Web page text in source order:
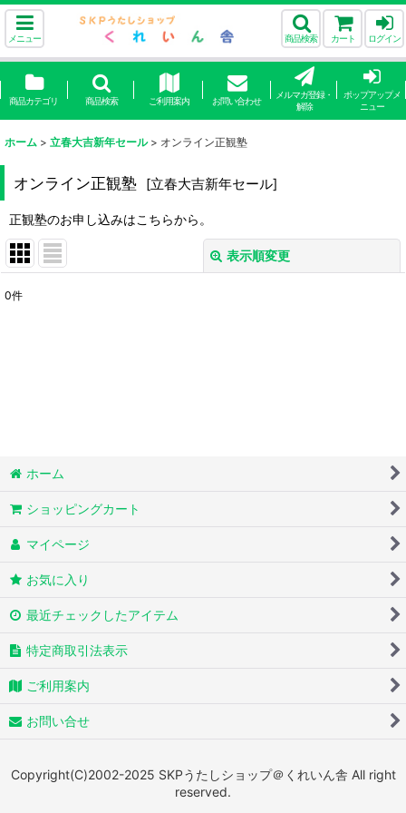
メニュー 商品検索 カート ログイン
商品カテゴリ 商品検索 ご利用案内 お問い合わせ
メルマガ登録・
解除
ポップアップメ
ニュー
ホーム > 立春大吉新年セール > オンライン正観塾
オンライン正観塾 [立春大吉新年セール]
正観塾のお申し込みはこちらから。
表示順変更
0件
ホーム
ショッピングカート
マイページ
お気に入り
最近チェックしたアイテム
特定商取引法表示
ご利用案内
お問い合せ
Copyright(C)2002-2025 SKPうたしショップ＠くれいん舎 All right
reserved.